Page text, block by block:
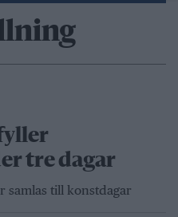
tre dagar
samlas till konstdagar